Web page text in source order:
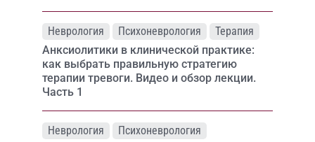
Неврология Психоневрология
Терапия
Анксиолитики в клинической практике:
как выбрать правильную стратегию
терапии тревоги. Видео и обзор лекции.
Часть 1
Неврология
Психоневрология